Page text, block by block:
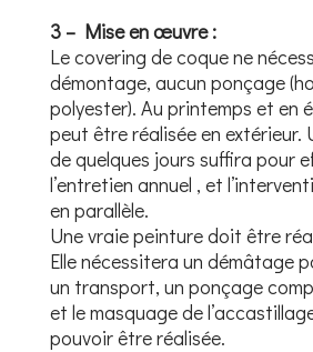
3 – Mise en œuvre :
Le covering de coque ne
démontage, aucun ponçage
polyester). Au printemps et en
peut être réalisée en extérieur.
de quelques jours suffira pour
l’entretien annuel , et
en parallèle.
Une vraie peinture doit être
Elle nécessitera un démâtage
un transport, un ponçage
et le masquage de
pouvoir être réalisée.